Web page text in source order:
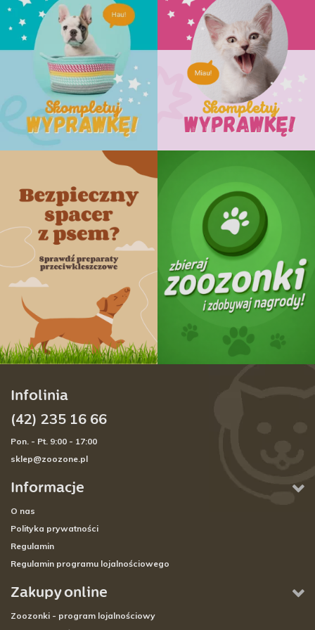
Informacje
O nas
Polityka prywatności
Regulamin
Regulamin programu lojalnościowego
Zakupy online
Zoozonki - program lojalnościowy
Infolinia
(42) 235 16 66
Pon. - Pt. 9:00 - 17:00
sklep@zoozone.pl